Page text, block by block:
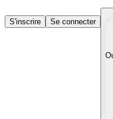
Acheter des
Achetez les
Convertissez vos
S'inscrire Se connecter